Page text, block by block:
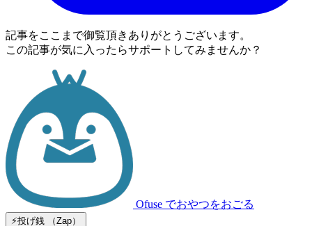
記事をここまで御覧頂きありがとうございます。
この記事が気に入ったらサポートしてみませんか？
Ofuse でおやつをおごる
⚡️投げ銭 （Zap）